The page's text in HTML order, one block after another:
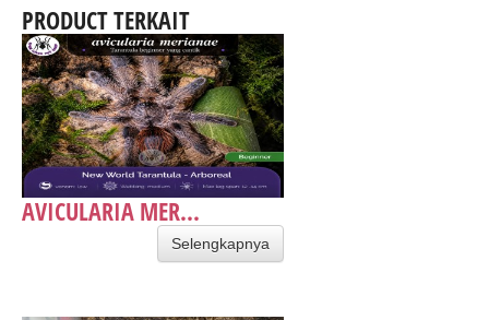
PRODUCT TERKAIT
AVICULARIA MER...
Selengkapnya